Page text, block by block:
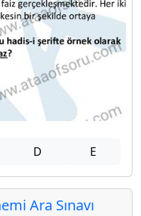
D E
Ara Sınavı